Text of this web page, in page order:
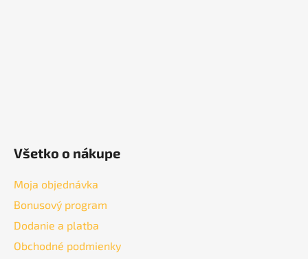
Všetko o nákupe
Moja objednávka
Bonusový program
Dodanie a platba
Obchodné podmienky